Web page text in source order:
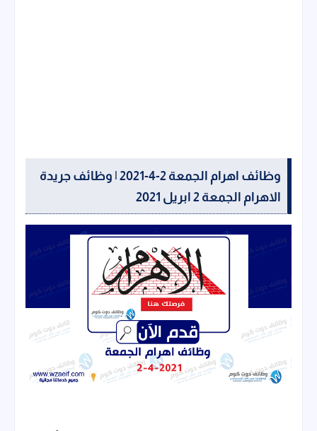
وظائف اهرام الجمعة 2-4-2021 | وظائف جريدة
الاهرام الجمعة 2 ابريل 2021